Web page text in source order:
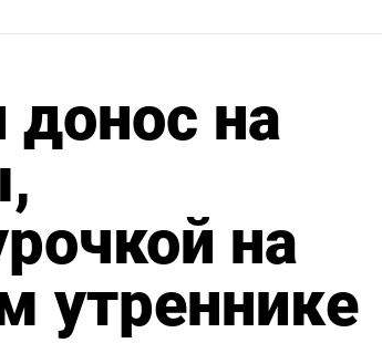
на
на
утреннике